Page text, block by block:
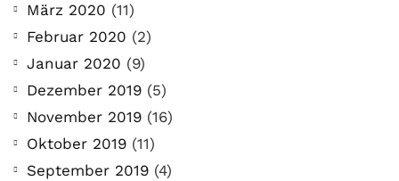
März 2020 (11)
Februar 2020 (2)
Januar 2020 (9)
Dezember 2019 (5)
November 2019 (16)
Oktober 2019 (11)
September 2019 (4)